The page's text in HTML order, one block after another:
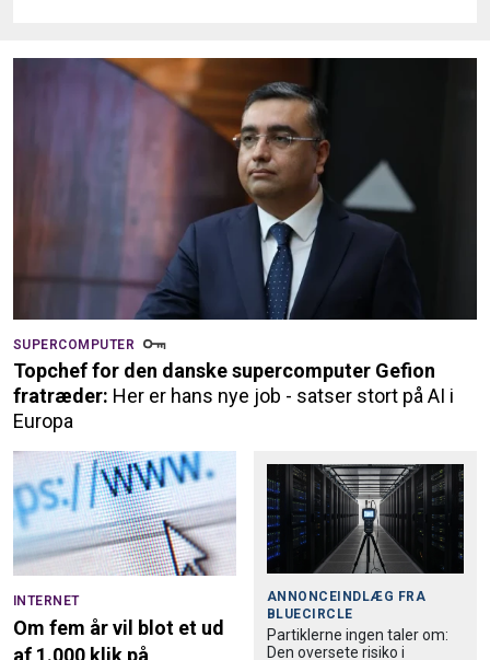
SUPERCOMPUTER
Topchef for den danske supercomputer Gefion
fratræder: Her er hans nye job - satser stort på AI i
Europa
INTERNET
Om fem år vil blot et ud
af 1.000 klik på
ANNONCEINDLÆG FRA
BLUECIRCLE
Partiklerne ingen taler om:
Den oversete risiko i